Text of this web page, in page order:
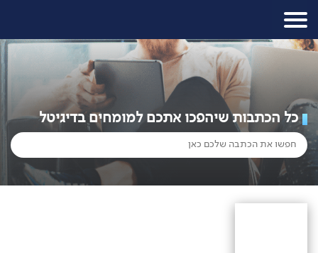
כל הכתבות שיהפכו אתכם למומחים בדיגיטל